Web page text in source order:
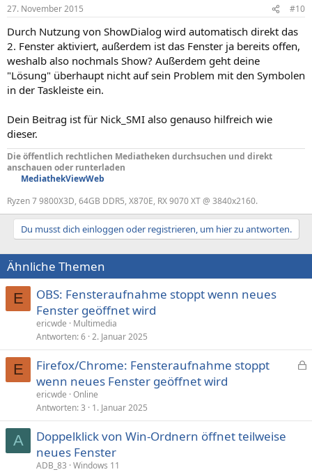
27. November 2015 #10
Durch Nutzung von ShowDialog wird automatisch direkt das
2. Fenster aktiviert, außerdem ist das Fenster ja bereits offen,
weshalb also nochmals Show? Außerdem geht deine
"Lösung" überhaupt nicht auf sein Problem mit den Symbolen
in der Taskleiste ein.
Dein Beitrag ist für Nick_SMI also genauso hilfreich wie
dieser.
Die öffentlich rechtlichen Mediatheken durchsuchen und direkt
anschauen oder runterladen
MediathekViewWeb
Ryzen 7 9800X3D, 64GB DDR5, X870E, RX 9070 XT @ 3840x2160.
Du musst dich einloggen oder registrieren, um hier zu antworten.
Ähnliche Themen
E
OBS: Fensteraufnahme stoppt wenn neues
Fenster geöffnet wird
ericwde
Multimedia
Antworten 6 2. Januar 2025
E
e
Firefox/Chrome: Fensteraufnahme stoppt
wenn neues Fenster geöffnet wird
ericwde Online
Antworten 3 1. Januar 2025
A
Doppelklick von Win-Ordnern öffnet teilweise
neues Fenster
ADB_83 Windows 11